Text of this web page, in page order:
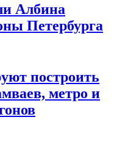
Албина
Петербурга
построить
метро и